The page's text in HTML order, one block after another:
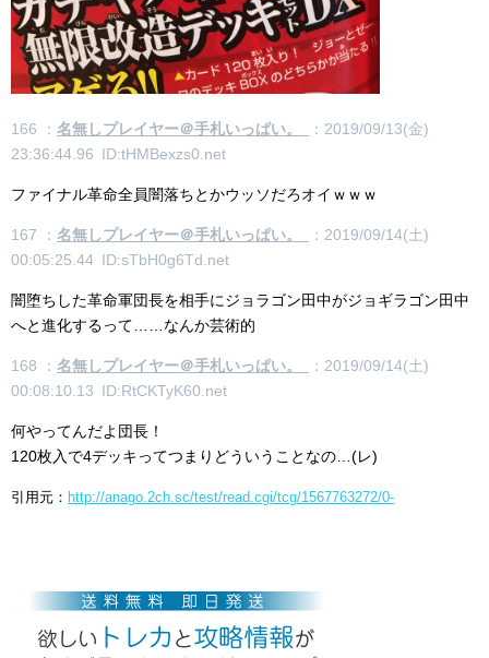
166 ： 名無しプレイヤー＠手札いっぱい。
：2019/09/13(金)
23:36:44.96 ID:tHMBexzs0.net
ファイナル革命全員闇落ちとかウッソだろオイｗｗｗ
167 ： 名無しプレイヤー＠手札いっぱい。
：2019/09/14(土)
00:05:25.44 ID:sTbH0g6Td.net
闇堕ちした革命軍団長を相手にジョラゴン田中がジョギラゴン田中
へと進化するって……なんか芸術的
168 ： 名無しプレイヤー＠手札いっぱい。
：2019/09/14(土)
00:08:10.13 ID:RtCKTyK60.net
何やってんだよ団長！
120枚入で4デッキってつまりどういうことなの…(レ)
引用元： http://anago.2ch.sc/test/read.cgi/tcg/1567763272/0-